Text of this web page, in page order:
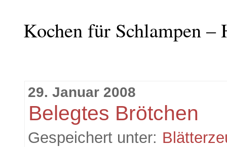
Kochen für Schlampen
29. Januar 2008
Belegtes Brötchen
Gespeichert unter: